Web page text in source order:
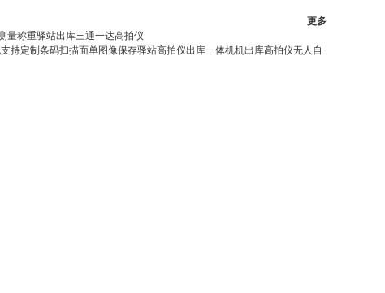
更多
量称重驿站出库三通一达高拍仪
持定制条码扫描面单图像保存驿站高拍仪出库一体机机出库高拍仪无人自